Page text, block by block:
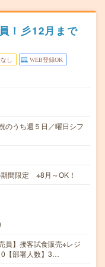
！彡12月まで
し WEB登録OK
のうち週５日／曜日シフ
間限定 ※8月～OK！
員】接客試食販売※レジ
【部署人数】3…